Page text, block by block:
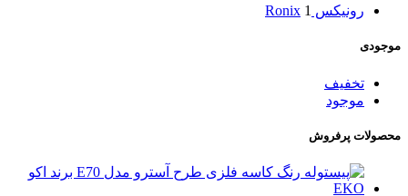
رونیکس Ronix 1
موجودی
تخفیف
موجود
محصولات پرفروش